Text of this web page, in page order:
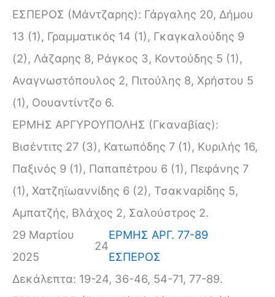
ΕΣΠΕΡΟΣ (Μάντζαρης): Γάργαλης 20, Δήμου
13 (1), Γραμματικός 14 (1), Γκαγκαλούδης 9
(2), Λάζαρης 8, Ράγκος 3, Κοντούδης 5 (1),
Αναγνωστόπουλος 2, Πιτούλης 8, Χρήστου 5
(1), Οουαντίντζο 6.
ΕΡΜΗΣ ΑΡΓΥΡΟΥΠΟΛΗΣ (Γκαναβίας):
Βισέντιτς 27 (3), Κατωπόδης 7 (1), Κυριλής 16,
Παξινός 9 (1), Παπαπέτρου 6 (1), Πεφάνης 7
(1), Χατζηϊωαννίδης 6 (2), Τσακναρίδης 5,
Αμπατζής, Βλάχος 2, Σαλούστρος 2.
29 Μαρτίου
2025
24
ΕΡΜΗΣ ΑΡΓ. 77-89
ΕΣΠΕΡΟΣ
Δεκάλεπτα: 19-24, 36-46, 54-71, 77-89.